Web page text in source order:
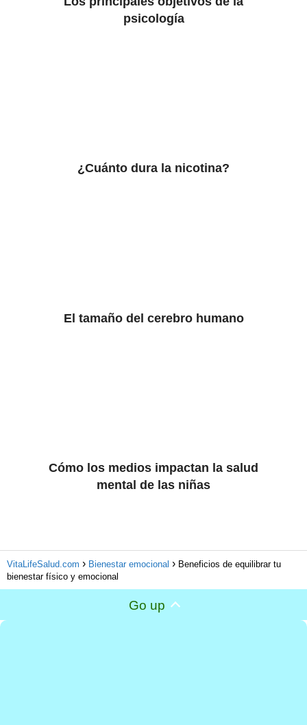
psicología
¿Cuánto dura la nicotina?
El tamaño del cerebro humano
Cómo los medios impactan la salud
mental de las niñas
VitaLifeSalud.com Bienestar emocional
Beneficios de equilibrar tu
bienestar físico y emocional
Go up